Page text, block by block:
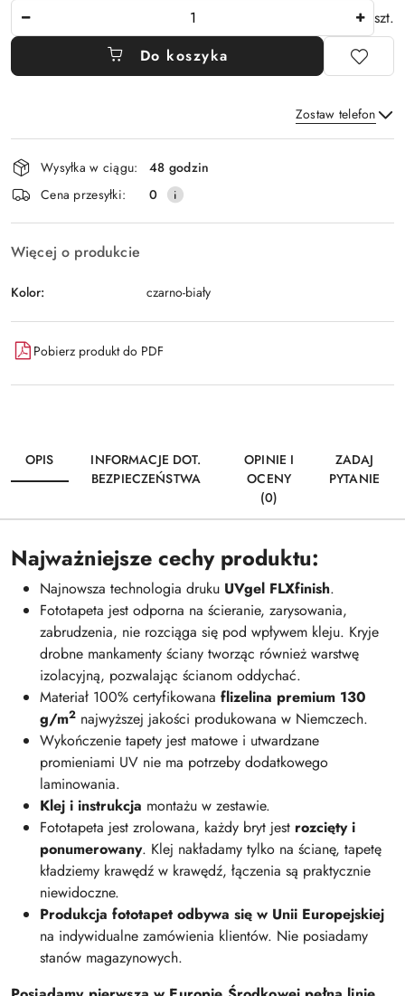
szt.
Do koszyka
Zostaw telefon
Wyślij
Dostępność
i
dostawa
Wysyłka w ciągu:
48 godzin
Cena przesyłki:
0
Więcej o produkcie
Kolor: czarno-biały
Pobierz produkt do PDF
OPIS
INFORMACJE DOT.
BEZPIECZEŃSTWA
OPINIE I
OCENY
(0)
ZADAJ
PYTANIE
Najważniejsze cechy produktu:
Najnowsza technologia druku UVgel FLXfinish.
Fototapeta jest odporna na ścieranie, zarysowania,
zabrudzenia, nie rozciąga się pod wpływem kleju. Kryje
drobne mankamenty ściany tworząc również warstwę
izolacyjną, pozwalając ścianom oddychać.
Materiał 100% certyfikowana flizelina premium 130
g/m2 najwyższej jakości produkowana w Niemczech.
Wykończenie tapety jest matowe i utwardzane
promieniami UV nie ma potrzeby dodatkowego
laminowania.
Klej i instrukcja montażu w zestawie.
Fototapeta jest zrolowana, każdy bryt jest rozcięty i
ponumerowany. Klej nakładamy tylko na ścianę, tapetę
kładziemy krawędź w krawędź, łączenia są praktycznie
niewidoczne.
Produkcja fototapet odbywa się w Unii Europejskiej
na indywidualne zamówienia klientów. Nie posiadamy
stanów magazynowych.